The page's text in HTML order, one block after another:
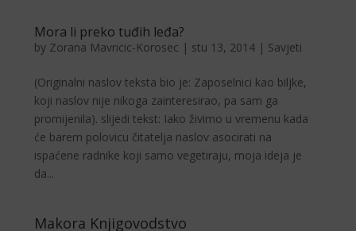
Mora li preko tuđih leđa?
by Zorana Mavricic-Korosec | stu 13, 2014 | Savjeti
(Originalni naslov teksta bio je: Zaposelnici kao biljke,
koji naslov nije nikoga zainteresirao, pa sam ga
promijenila). slijedi tekst: Iako živimo u vremenu kada
će barem polovicu či­tatelja naslov asocirati na
ispaćene radnike koji samo vegetiraju, moja ideja je
da...
Makora Knjigovodstvo